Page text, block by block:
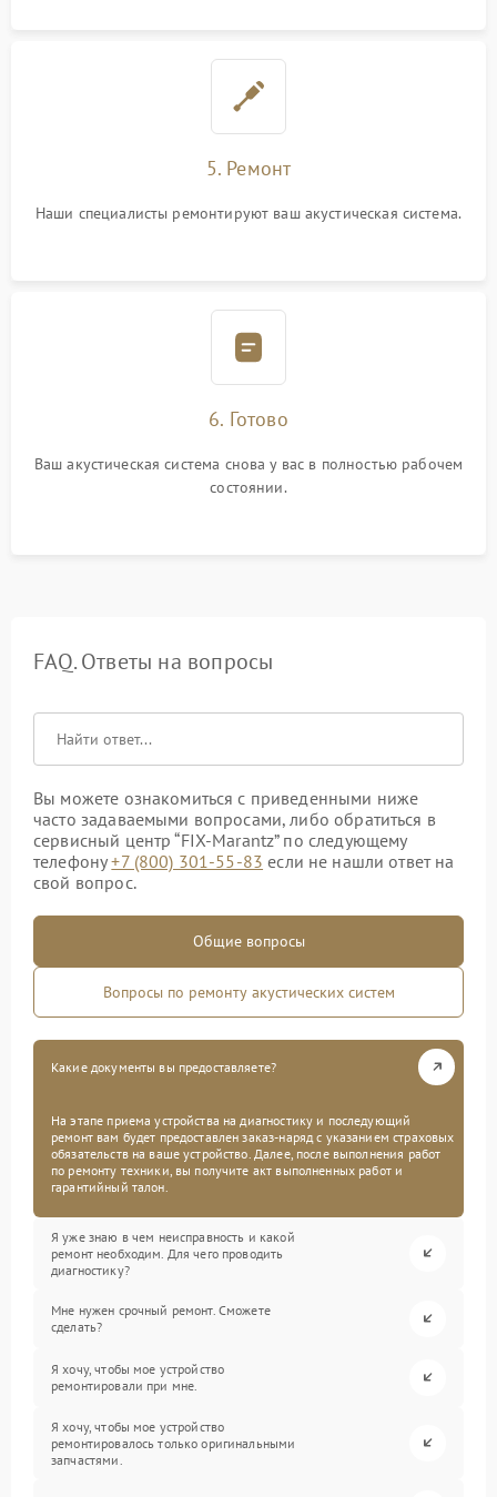
5. Ремонт
Наши специалисты ремонтируют ваш акустическая система.
6. Готово
Ваш акустическая система снова у вас в полностью рабочем
состоянии.
FAQ. Ответы на вопросы
Вы можете ознакомиться с приведенными ниже
часто задаваемыми вопросами, либо обратиться в
сервисный центр “FIX-Marantz” по следующему
телефону+7 (800) 301-55-83 если не нашли ответ на
свой вопрос.
Общие вопросы
Вопросы по ремонту акустических систем
Какие документы вы предоставляете?
На этапе приема устройства на диагностику и последующий
ремонт вам будет предоставлен заказ-наряд с указанием страховых
обязательств на ваше устройство. Далее, после выполнения работ
по ремонту техники, вы получите акт выполненных работ и
гарантийный талон.
Я уже знаю в чем неисправность и какой
ремонт необходим. Для чего проводить
диагностику?
Мне нужен срочный ремонт. Сможете
сделать?
Я хочу, чтобы мое устройство
ремонтировали при мне.
Я хочу, чтобы мое устройство
ремонтировалось только оригинальными
запчастями.